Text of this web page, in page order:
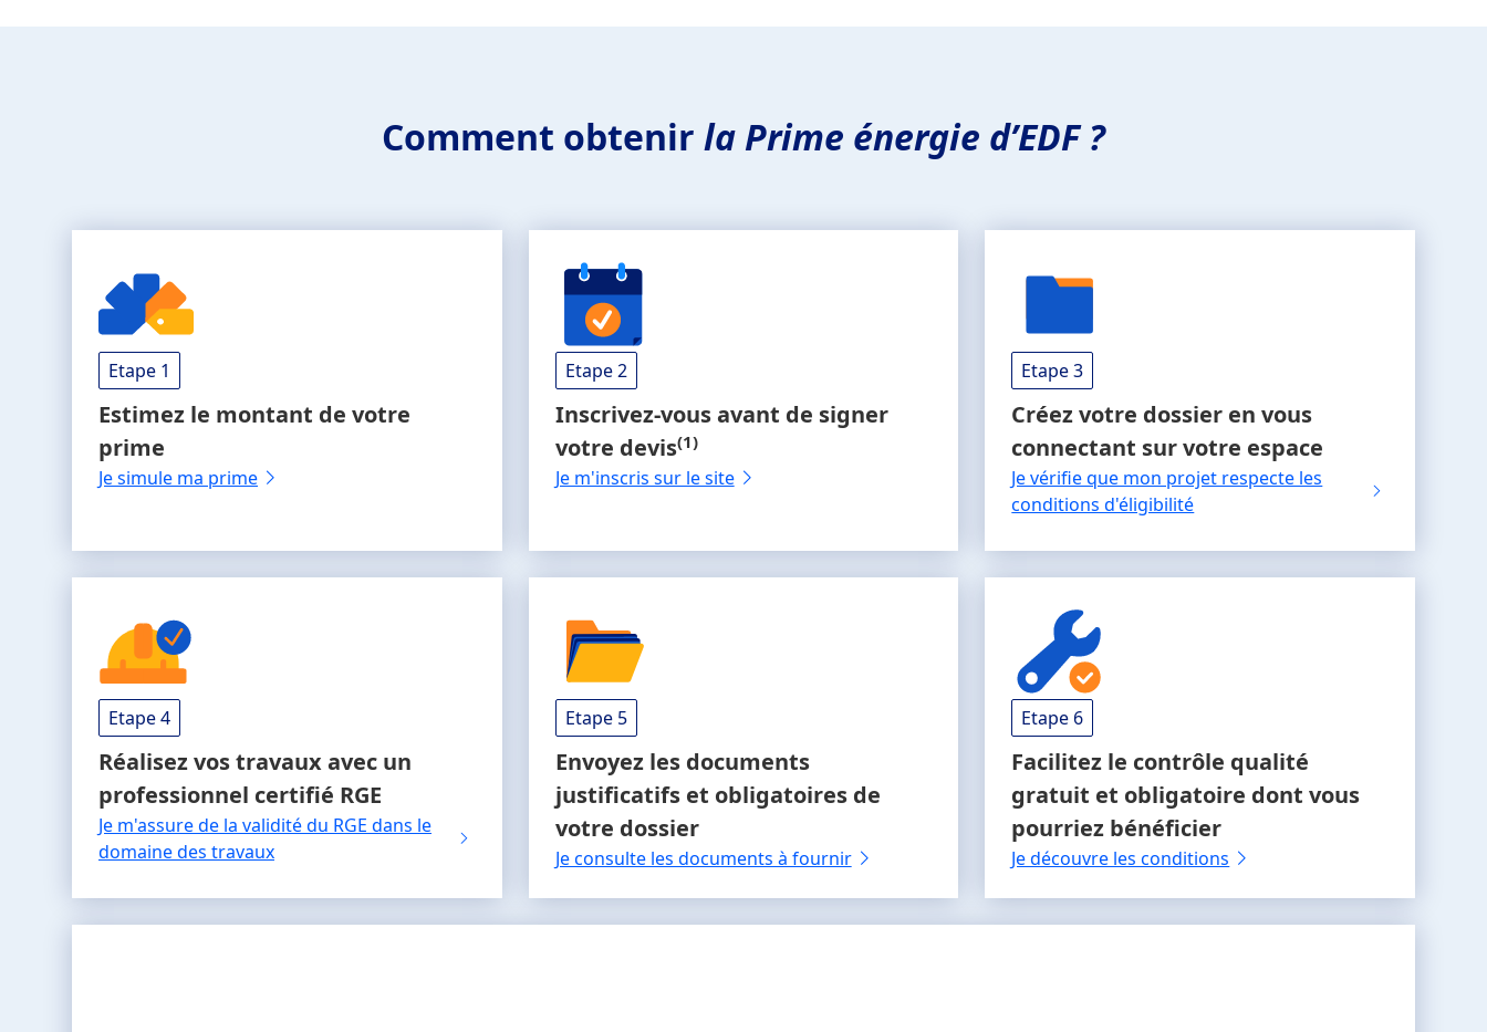
Comment obtenir la Prime énergie d’EDF ?
Etape 1
Estimez le montant de votre
prime
Je simule ma prime
Etape 2
Inscrivez-vousavant de signer
votre devis(1)
Je m'inscris sur le site
Etape 3
Créez votre dossier en vous
connectant sur votre espace
Je vérifie que mon projet respecte les
conditions d'éligibilité
Etape 4
Réalisez vos travauxavec un
professionnel certifié RGE
Je m'assure de la validité du RGE dans le
domaine des travaux
Etape 5
Envoyez les documents
justificatifs et obligatoiresde
votre dossier
Je consulte les documents à fournir
Etape 6
Facilitez le contrôle qualité
gratuit et obligatoire dont vous
pourriez bénéficier
Je découvre les conditions